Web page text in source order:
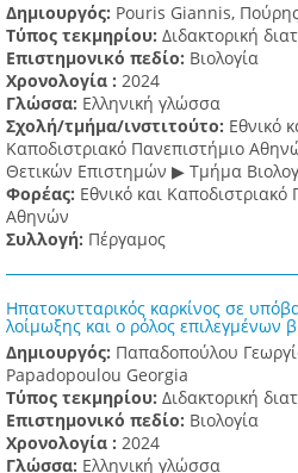
Δημιουργός: Pouris Giannis,
Τύπος τεκμηρίου: Διδακτορική
Επιστημονικό πεδίο: Βιολογία
Χρονολογία : 2024
Γλώσσα: Ελληνική γλώσσα
Σχολή/τμήμα/ινστιτούτο: Εθνικό
Καποδιστριακό Πανεπιστήμιο
Θετικών Επιστημών ▶ Τμήμα
Φορέας: Εθνικό και Καποδιστριακό
Αθηνών
Συλλογή: Πέργαμος
Ηπατοκυτταρικός καρκίνος σε
λοίμωξης και ο ρόλος επιλεγμένων
Δημιουργός: Παπαδοπούλου
Papadopoulou Georgia
Τύπος τεκμηρίου: Διδακτορική
Επιστημονικό πεδίο: Βιολογία
Χρονολογία : 2024
Γλώσσα: Ελληνική γλώσσα